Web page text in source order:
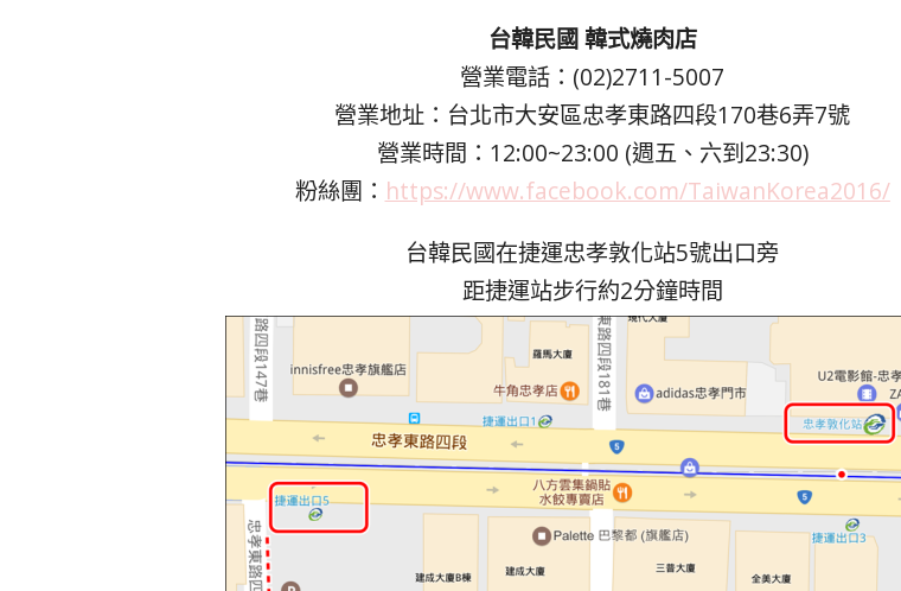
台韓民國 韓式燒肉店
營業電話：(02)2711-5007
營業地址：台北市大安區忠孝東路四段170巷6弄7號
營業時間：12:00~23:00 (週五、六到23:30)
粉絲團： https://www.facebook.com/TaiwanKorea2016/
台韓民國在捷運忠孝敦化站5號出口旁
距捷運站步行約2分鐘時間